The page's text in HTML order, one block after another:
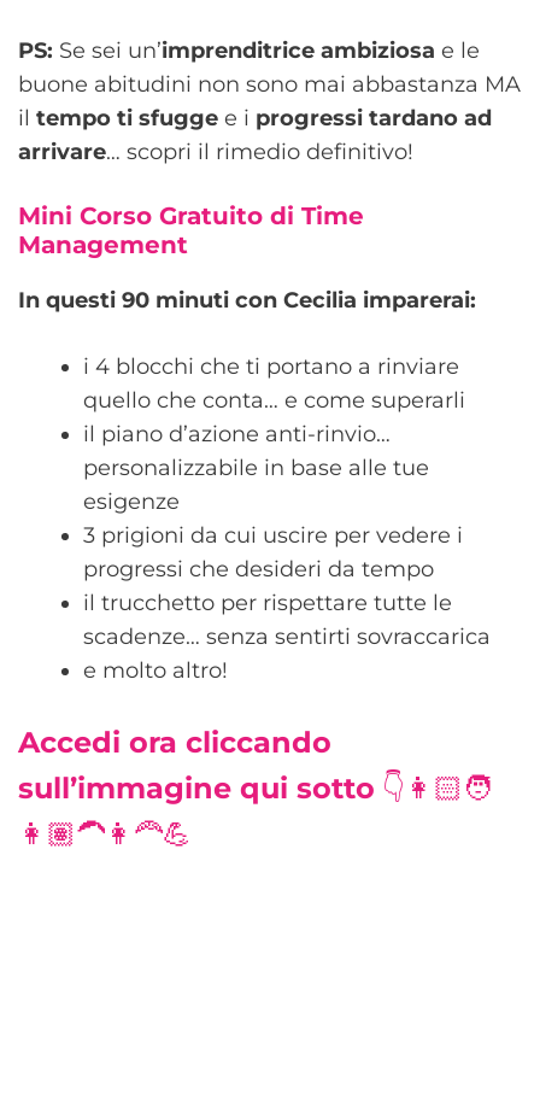
PS: Se sei un’imprenditrice ambiziosa e le
buone abitudini non sono mai abbastanza MA
il tempo ti sfugge e i progressi tardano ad
arrivare… scopri il rimedio definitivo!
Mini Corso Gratuito di Time
Management
In questi 90 minuti con Cecilia imparerai:
i 4 blocchi che ti portano a rinviare
quello che conta… e come superarli
il piano d’azione anti-rinvio…
personalizzabile in base alle tue
esigenze
3 prigioni da cui uscire per vedere i
progressi che desideri da tempo
il trucchetto per rispettare tutte le
scadenze… senza sentirti sovraccarica
e molto altro!
Accedi ora cliccando
sull’immagine qui sotto 👇👩🏻🧑
👩🏽‍🦱👩‍🦰💪